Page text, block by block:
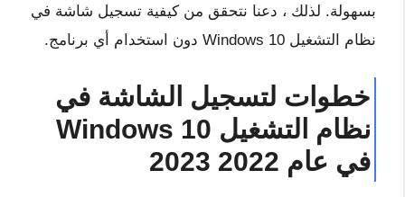
بسهولة. لذلك ، دعنا نتحقق من كيفية تسجيل شاشة في
نظام التشغيل Windows 10 دون استخدام أي برنامج.
خطوات لتسجيل الشاشة في
نظام التشغيل Windows 10
في عام 2022 2023